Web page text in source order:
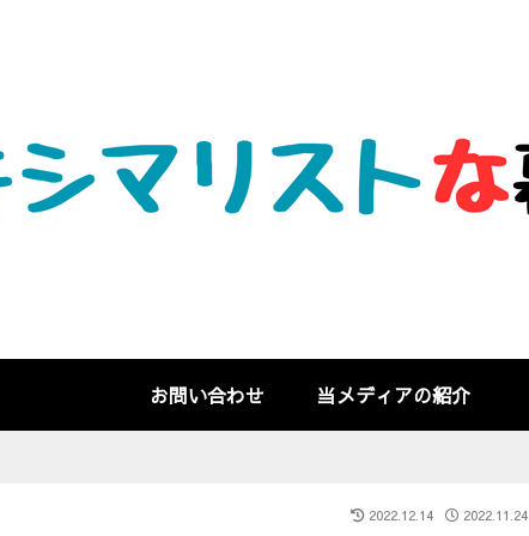
お問い合わせ 当メディアの紹介
2022.12.14 2022.11.24